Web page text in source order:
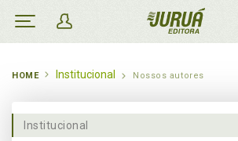
HOME Institucional Nossos autores
Institucional